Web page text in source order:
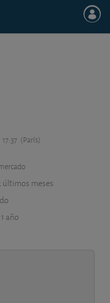
17:37 (París)
últimos meses
año